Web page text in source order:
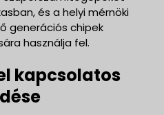
és a helyi mérnöki
generációs chipek
használja fel.
kapcsolatos